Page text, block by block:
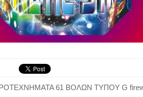
61 ΒΟΛΩΝ ΤΥΠΟΥ G